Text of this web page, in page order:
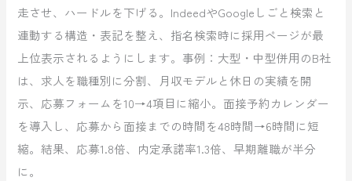
走させ、ハードルを下げる。IndeedやGoogleしごと検索と
連動する構造・表記を整え、指名検索時に採用ページが最
上位表示されるようにします。事例：大型・中型併用のB社
は、求人を職種別に分割、月収モデルと休日の実績を開
示、応募フォームを10→4項目に縮小。面接予約カレンダー
を導入し、応募から面接までの時間を48時間→6時間に短
縮。結果、応募1.8倍、内定承諾率1.3倍、早期離職が半分
に。